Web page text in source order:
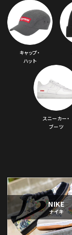
キャップ・
ハット
スニーカー・
ブーツ
NIKE
ナイキ